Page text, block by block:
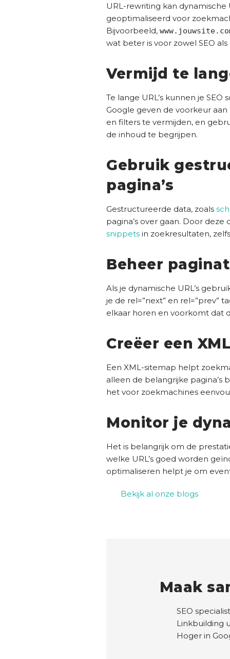
URL-rewriting kan dynamische
geoptimaliseerd voor
Bijvoorbeeld,
wat beter is voor zowel SEO
Vermijd te
Te lange URL’s kunnen je
Google geven de voorkeur aan
en filters te vermijden, en
de inhoud te begrijpen.
Gebruik
pagina’s
Gestructureerde data, zoals
pagina’s over gaan. Door
snippets in zoekresultaten,
Beheer
Als je dynamische URL’s
je de rel=”next” en rel=”prev”
elkaar horen en voorkomt dat
Creëer een
Een XML-sitemap helpt
alleen de belangrijke pagina’s
het voor zoekmachines
Monitor je
Het is belangrijk om de
welke URL’s goed worden
optimaliseren helpt je om
Maak
SEO specialist
Linkbuilding
Hoger in
Bekijk al onze blogs